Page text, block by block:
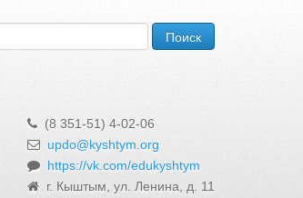
(8 351-51) 4-02-06
updo@kyshtym.org
https://vk.com/edukyshtym
г. Кыштым, ул. Ленина, д. 11